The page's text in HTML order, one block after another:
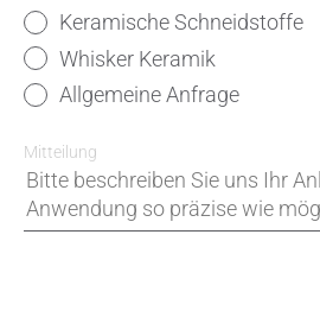
Keramische Schneidstoffe
Whisker Keramik
Allgemeine Anfrage
Mitteilung